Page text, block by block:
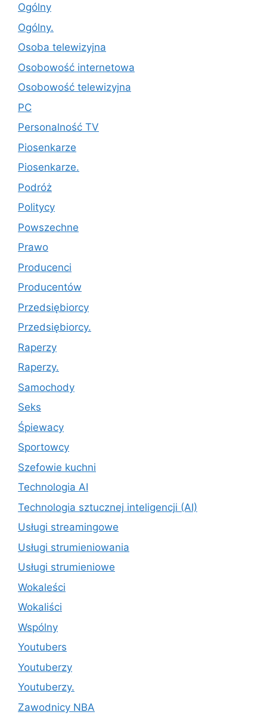
Ogólny
Ogólny.
Osoba telewizyjna
Osobowość internetowa
Osobowość telewizyjna
PC
Personalność TV
Piosenkarze
Piosenkarze.
Podróż
Politycy
Powszechne
Prawo
Producenci
Producentów
Przedsiębiorcy
Przedsiębiorcy.
Raperzy
Raperzy.
Samochody
Seks
Śpiewacy
Sportowcy
Szefowie kuchni
Technologia AI
Technologia sztucznej inteligencji (AI)
Usługi streamingowe
Usługi strumieniowania
Usługi strumieniowe
Wokaleści
Wokaliści
Wspólny
Youtubers
Youtuberzy
Youtuberzy.
Zawodnicy NBA